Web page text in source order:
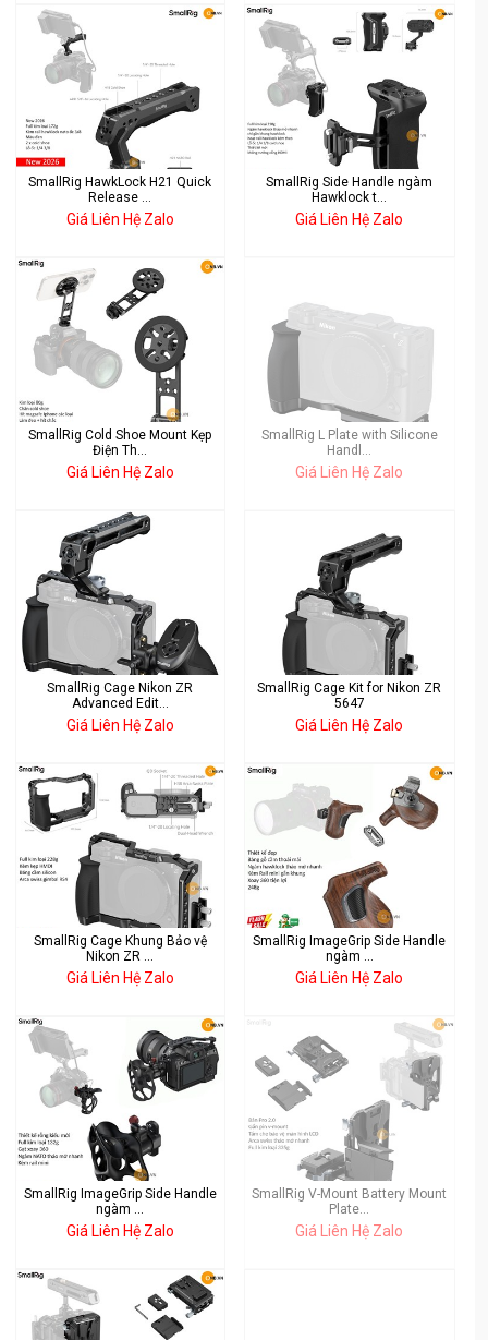
SmallRig HawkLock H21 Quick
Release ...
Giá Liên Hệ Zalo
SmallRig Side Handle ngàm
Hawklock t...
Giá Liên Hệ Zalo
SmallRig Cold Shoe Mount Kẹp
Điện Th...
Giá Liên Hệ Zalo
SmallRig L Plate with Silicone
Handl...
Giá Liên Hệ Zalo
SmallRig Cage Nikon ZR
Advanced Edit...
Giá Liên Hệ Zalo
SmallRig Cage Kit for Nikon ZR
5647
Giá Liên Hệ Zalo
SmallRig Cage Khung Bảo vệ
Nikon ZR ...
Giá Liên Hệ Zalo
SmallRig ImageGrip Side Handle
ngàm ...
Giá Liên Hệ Zalo
SmallRig ImageGrip Side Handle
ngàm ...
Giá Liên Hệ Zalo
SmallRig V-Mount Battery Mount
Plate...
Giá Liên Hệ Zalo